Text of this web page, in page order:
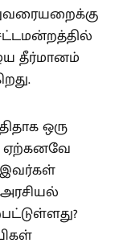
தீர்மானம்
ஒரு
ஏற்கனவே